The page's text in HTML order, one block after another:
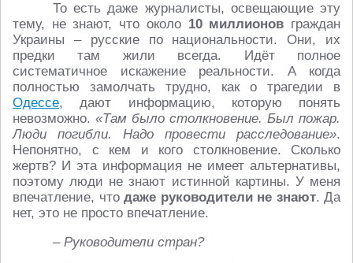
То есть даже журналисты, освещающие эту
тему, не знают, что около 10 миллионов граждан
Украины – русские по национальности. Они, их
предки там жили всегда. Идёт полное
систематичное искажение реальности. А когда
полностью замолчать трудно, как о трагедии в
Одессе, дают информацию, которую понять
невозможно. «Там было столкновение. Был пожар.
Люди погибли. Надо провести расследование».
Непонятно, с кем и кого столкновение. Сколько
жертв? И эта информация не имеет альтернативы,
поэтому люди не знают истинной картины. У меня
впечатление, что даже руководители не знают. Да
нет, это не просто впечатление.
– Руководители стран?